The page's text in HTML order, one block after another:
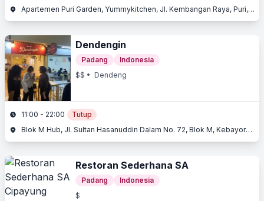
Apartemen Puri Garden, Yummykitchen, Jl. Kembangan Raya, Puri, Jakarta Barat, Jakarta
Dendengin
Padang
Indonesia
$$ • Dendeng
11:00 - 22:00
Tutup
Blok M Hub, Jl. Sultan Hasanuddin Dalam No. 72, Blok M, Kebayoran Baru, Jakarta Selatan
Restoran Sederhana SA
Padang
Indonesia
$